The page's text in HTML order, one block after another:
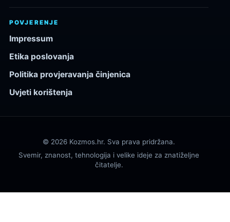
POVJERENJE
Impressum
Etika poslovanja
Politika provjeravanja činjenica
Uvjeti korištenja
© 2026 Kozmos.hr. Sva prava pridržana.
Svemir, znanost, tehnologija i velike ideje za znatiželjne
čitatelje.